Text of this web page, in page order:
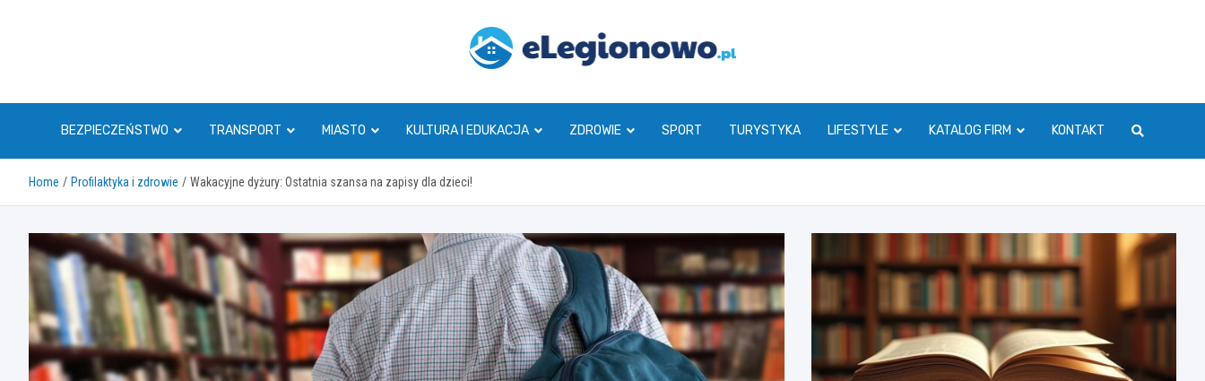
eLegionowo.pl
BEZPIECZEŃSTWO TRANSPORT MIASTO KULTURA I EDUKACJA ZDROWIE SPORT TURYSTYKA LIFESTYLE KATALOG FIRM KONTAKT
Home Profilaktyka i zdrowie Wakacyjne dyżury: Ostatnia szansa na zapisy dla dzieci!